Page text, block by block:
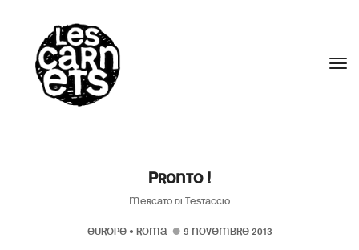
Pronto !
Mercato di Testaccio
EUROPE• ROMA 9 NOVEMBRE 2013